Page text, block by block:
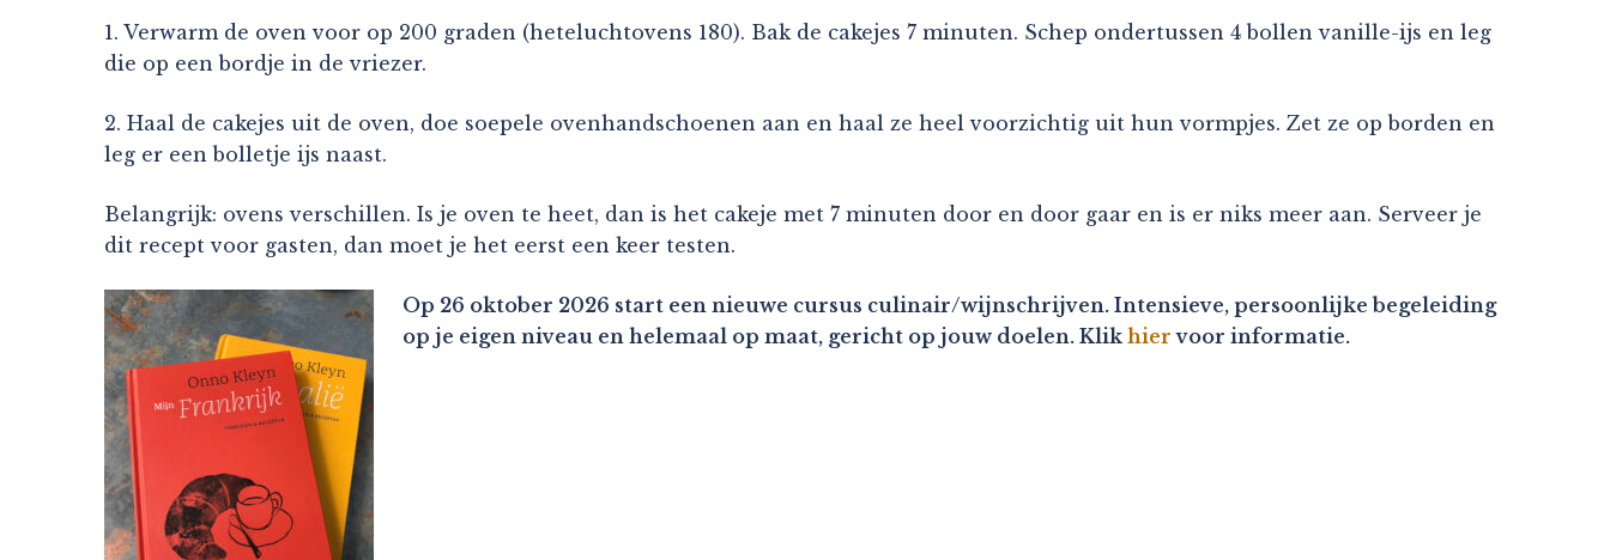
1. Verwarm de oven voor op 200 graden (heteluchtovens 180). Bak de cakejes 7 minuten. Schep ondertussen 4 bollen vanille-ijs en leg
die op een bordje in de vriezer.
2. Haal de cakejes uit de oven, doe soepele ovenhandschoenen aan en haal ze heel voorzichtig uit hun vormpjes. Zet ze op borden en
leg er een bolletje ijs naast.
Belangrijk: ovens verschillen. Is je oven te heet, dan is het cakeje met 7 minuten door en door gaar en is er niks meer aan. Serveer je
dit recept voor gasten, dan moet je het eerst een keer testen.
Op 26 oktober 2026 start een nieuwe cursus culinair/wijnschrijven. Intensieve, persoonlijke begeleiding
op je eigen niveau en helemaal op maat, gericht op jouw doelen. Klik hier voor informatie.